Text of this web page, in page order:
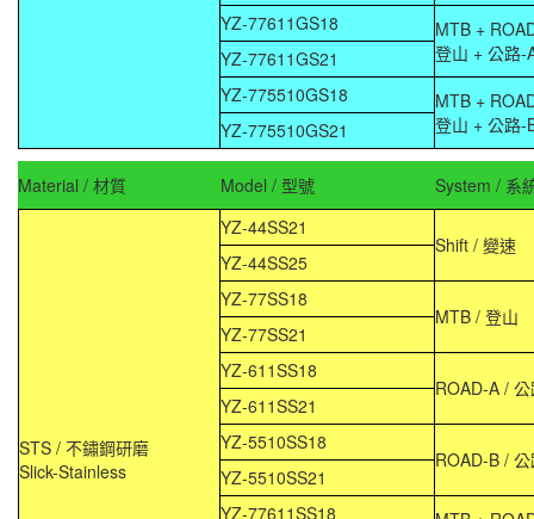
YZ-77611GS18
MTB +
登山 + 公路-
YZ-77611GS21
YZ-775510GS18
MTB +
登山 + 公路-
YZ-775510GS21
Material / 材質 Model / 型號 System / 系
STS / 不鏽鋼研磨
Slick-Stainless
YZ-44SS21
Shift / 變速
YZ-44SS25
YZ-77SS18
MTB / 登山
YZ-77SS21
YZ-611SS18
ROAD-A /
YZ-611SS21
YZ-5510SS18
ROAD-B /
YZ-5510SS21
YZ-77611SS18